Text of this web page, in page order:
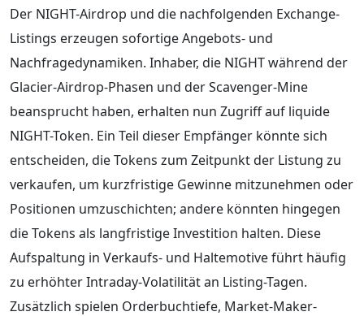
Der NIGHT-Airdrop und die nachfolgenden Exchange-
Listings erzeugen sofortige Angebots- und
Nachfragedynamiken. Inhaber, die NIGHT während der
Glacier-Airdrop-Phasen und der Scavenger-Mine
beansprucht haben, erhalten nun Zugriff auf liquide
NIGHT-Token. Ein Teil dieser Empfänger könnte sich
entscheiden, die Tokens zum Zeitpunkt der Listung zu
verkaufen, um kurzfristige Gewinne mitzunehmen oder
Positionen umzuschichten; andere könnten hingegen
die Tokens als langfristige Investition halten. Diese
Aufspaltung in Verkaufs- und Haltemotive führt häufig
zu erhöhter Intraday-Volatilität an Listing-Tagen.
Zusätzlich spielen Orderbuchtiefe, Market-Maker-